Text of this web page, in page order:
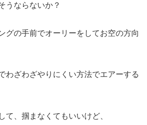
うならないか？
グの手前でオーリーをしてお空の方向
わざわざやりにくい方法でエアーする
て、掴まなくてもいいけど、